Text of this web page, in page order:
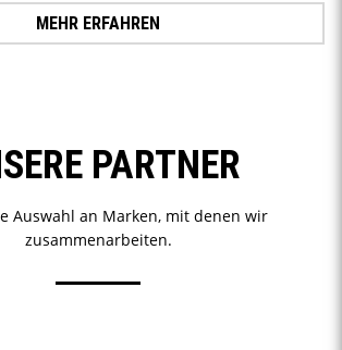
MEHR ERFAHREN
PARTNER
Auswahl an Marken, mit denen wir
zusammenarbeiten.